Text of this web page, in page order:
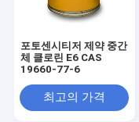
포토센시티저 제약 중간
체 클로린 E6 CAS
19660-77-6
최고의 가격